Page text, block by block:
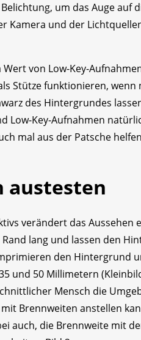
um das Auge auf
Kamera und der
von Low-Key-
Stütze funktionieren,
des Hintergrundes
Low-Key-Aufnahmen
mal aus der Patsche
austesten
verändert das Aussehen
lang und lassen den
den Hintergrund
und 50 Millimetern
Mensch die
Brennweiten anstellen
auch, die Brennweite mit